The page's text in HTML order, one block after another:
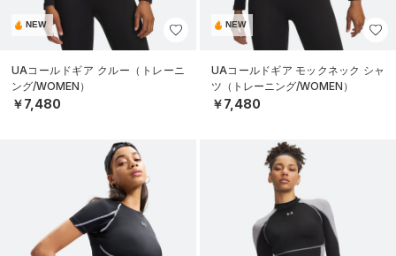
NEW
UAコールドギア クルー（トレーニ
ング/WOMEN）
￥7,480
NEW
UAコールドギア モックネック シャ
ツ（トレーニング/WOMEN）
￥7,480